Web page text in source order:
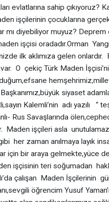
evlatlarına sahip çıkıyoruz?
işçilerinin çocuklarına
mı diyebiliyor muyuz? Deprem
işçisi oradadır.Orman
ilk aklımıza gelen onlardır.
O çekiç Türk Maden
siyaset
Kalemli’nin adı yazılı “
Rus Savaşlarında
Maden işçileri asla
her zaman anılmaya layık
için bir araya gelmekte,yüce
işçisinin teri soğumadan
çalışan Maden İşçilerinin
öğrencim Yusuf